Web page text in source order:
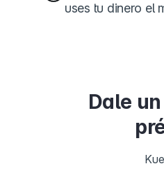
uses tu dinero el
Dale